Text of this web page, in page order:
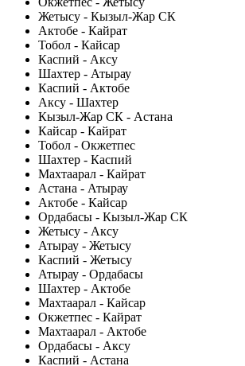
Жетысу - Кызыл-Жар СК
Актобе - Кайрат
Тобол - Кайсар
Каспий - Аксу
Шахтер - Атырау
Каспий - Актобе
Аксу - Шахтер
Кызыл-Жар СК - Астана
Кайсар - Кайрат
Тобол - Окжетпес
Шахтер - Каспий
Махтаарал - Кайрат
Астана - Атырау
Актобе - Кайсар
Ордабасы - Кызыл-Жар СК
Жетысу - Аксу
Атырау - Жетысу
Каспий - Жетысу
Атырау - Ордабасы
Шахтер - Актобе
Махтаарал - Кайсар
Окжетпес - Кайрат
Махтаарал - Актобе
Ордабасы - Аксу
Каспий - Астана